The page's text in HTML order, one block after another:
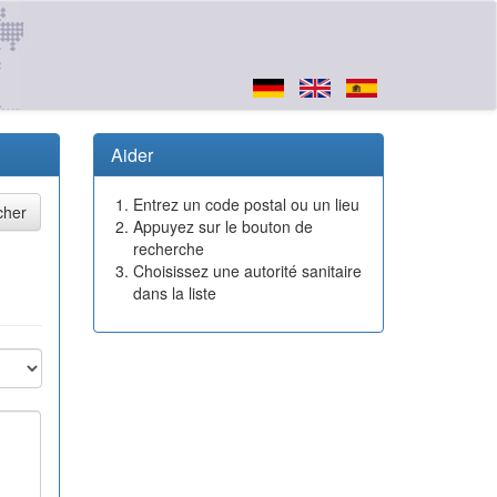
Aider
Entrez un code postal ou un lieu
Appuyez sur le bouton de
recherche
Choisissez une autorité sanitaire
dans la liste